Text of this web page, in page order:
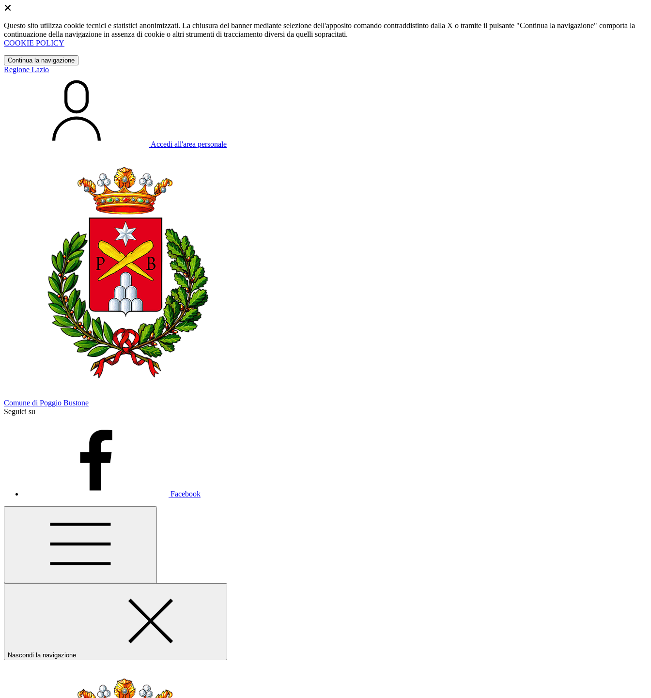
Questo sito utilizza cookie tecnici e statistici anonimizzati. La chiusura del banner mediante selezione dell'apposito comando contraddistinto dalla X o tramite il pulsante "Continua la navigazione" comporta la
continuazione della navigazione in assenza di cookie o altri strumenti di tracciamento diversi da quelli sopracitati.
COOKIE POLICY
Continua la navigazione
Regione Lazio
Accedi all'area personale
Comune di Poggio Bustone
Seguici su
Facebook
Nascondi la navigazione